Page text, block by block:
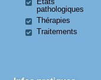
pathologiques
Thérapies
Traitements